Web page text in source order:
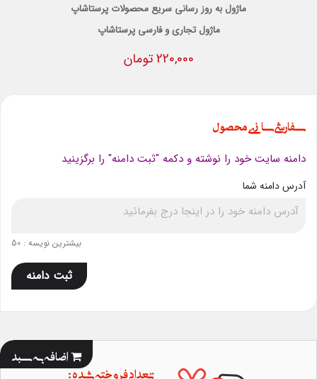
ماژول به روز رسانی سریع محصولات پرستاشاپ
ماژول تجاری و فارسی پرستاشاپ
220,000 تومان
سفارشی سازی محصول
دامنه سایت خود را نوشته و دکمه "ثبت دامنه" را برگزینید
آدرس دامنه شما
بیشترین نویسه : 50
ثبت دامنه
اضافه به سبد
تعداد فروخته شده :